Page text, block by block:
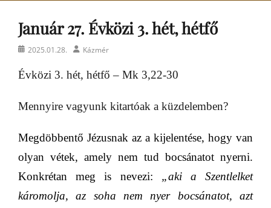
Január 27. Évközi 3. hét, hétfő
Posted2025.01.28. AuthorKázmér
Évközi 3. hét, hétfő – Mk 3,22-30
Mennyire vagyunk kitartóak a küzdelemben?
Megdöbbentő Jézusnak az a kijelentése, hogy van
olyan vétek, amely nem tud bocsánatot nyerni.
Konkrétan meg is nevezi: „aki a Szentlelket
káromolja, az soha nem nyer bocsánatot, azt